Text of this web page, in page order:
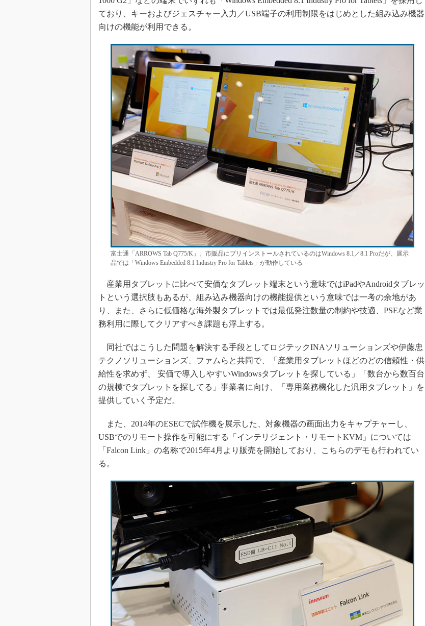
海外生産
ており、キーおよびジェスチャー入力／USB端子の利用制限をはじめとした組み込み機器
向けの機能が利用できる。
富士通「ARROWS Tab Q775/K」。市販品にプリインストールされているのはWindows 8.1／8.1 Proだが、展示
品では「Windows Embedded 8.1 Industry Pro for Tablets」が動作している
産業用タブレットに比べて安価なタブレット端末という意味ではiPadやAndroidタブレッ
トという選択肢もあるが、組み込み機器向けの機能提供という意味では一考の余地があ
り、また、さらに低価格な海外製タブレットでは最低発注数量の制約や技適、PSEなど業
務利用に際してクリアすべき課題も浮上する。
同社ではこうした問題を解決する手段としてロジテックINAソリューションズや伊藤忠
テクノソリューションズ、ファムらと共同で、「産業用タブレットほどのどの信頼性・供
給性を求めず、 安価で導入しやすいWindowsタブレットを探している」「数台から数百台
の規模でタブレットを探してる」事業者に向け、「専用業務機化した汎用タブレット」を
提供していく予定だ。
また、2014年のESECで試作機を展示した、対象機器の画面出力をキャプチャーし、
USBでのリモート操作を可能にする「インテリジェント・リモートKVM」については
「Falcon Link」の名称で2015年4月より販売を開始しており、こちらのデモも行われてい
る。